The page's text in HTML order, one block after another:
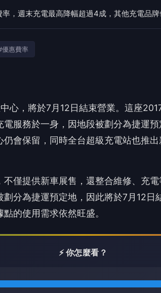
，週末充電最高降幅超過4成，其他充電品牌
優惠費率
心，將於7月12日結束營業。這座
服務於一身，因地段被劃分為捷運
會保留，同時全台超級充電站也推
僅提供新車展售，還整合維修、充
分為捷運預定地，因此將於7月12日
的使用需求依然旺盛。
⚡ 你怎麼看？